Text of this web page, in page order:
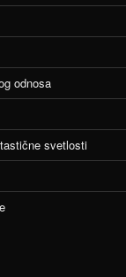
odnosa
svetlosti